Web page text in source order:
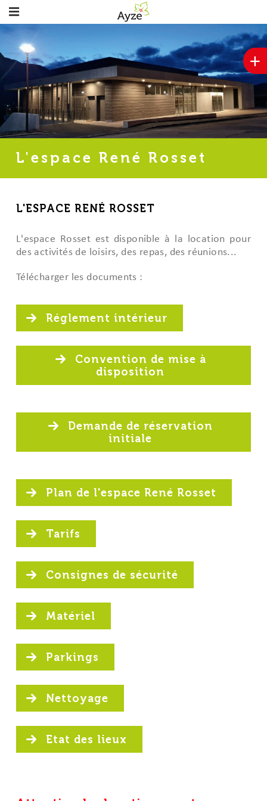
+
L'espace René Rosset
L'ESPACE RENÉ ROSSET
L'espace Rosset est disponible à la location pour
des activités de loisirs, des repas, des réunions...
Télécharger les documents :
Réglement intérieur
Convention de mise à
disposition
Demande de réservation
initiale
Plan de l'espace René Rosset
Tarifs
Consignes de sécurité
Matériel
Parkings
Nettoyage
Etat des lieux